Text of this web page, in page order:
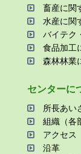
畜産に関
⽔産に関
バイテク
⾷品加⼯
森林林業
センターに
所⻑あい
組織（各
アクセス
沿⾰